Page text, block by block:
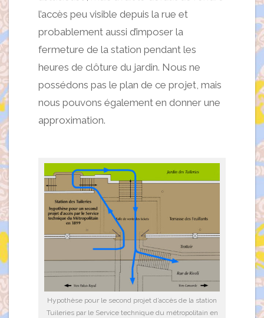
l’accès peu visible depuis la rue et
probablement aussi d’imposer la
fermeture de la station pendant les
heures de clôture du jardin. Nous ne
possédons pas le plan de ce projet, mais
nous pouvons également en donner une
approximation.
Hypothèse pour le second projet d’accès de la station
Tuileries par le Service technique du métropolitain en